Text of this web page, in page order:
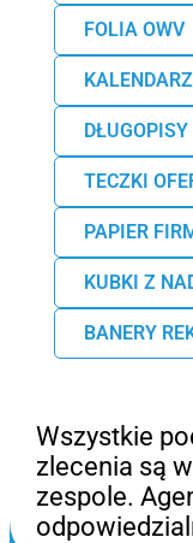
FOLIA OWV
DŁUGOPISY
TECZKI
PAPIER
KUBKI Z
BANERY
Wszystkie
zlecenia są
zespole.